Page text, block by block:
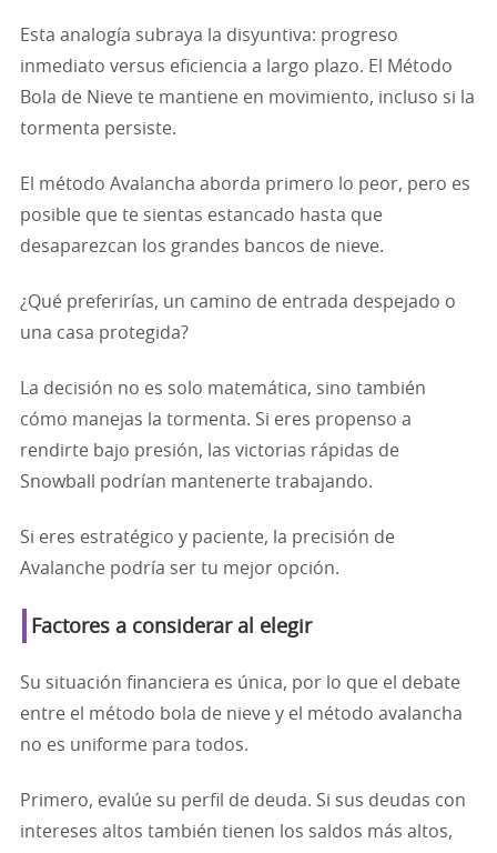
Esta analogía subraya la disyuntiva: progreso
inmediato versus eficiencia a largo plazo. El Método
Bola de Nieve te mantiene en movimiento, incluso si la
tormenta persiste.
El método Avalancha aborda primero lo peor, pero es
posible que te sientas estancado hasta que
desaparezcan los grandes bancos de nieve.
¿Qué preferirías, un camino de entrada despejado o
una casa protegida?
La decisión no es solo matemática, sino también
cómo manejas la tormenta. Si eres propenso a
rendirte bajo presión, las victorias rápidas de
Snowball podrían mantenerte trabajando.
Si eres estratégico y paciente, la precisión de
Avalanche podría ser tu mejor opción.
Factores a considerar al elegir
Su situación financiera es única, por lo que el debate
entre el método bola de nieve y el método avalancha
no es uniforme para todos.
Primero, evalúe su perfil de deuda. Si sus deudas con
intereses altos también tienen los saldos más altos,